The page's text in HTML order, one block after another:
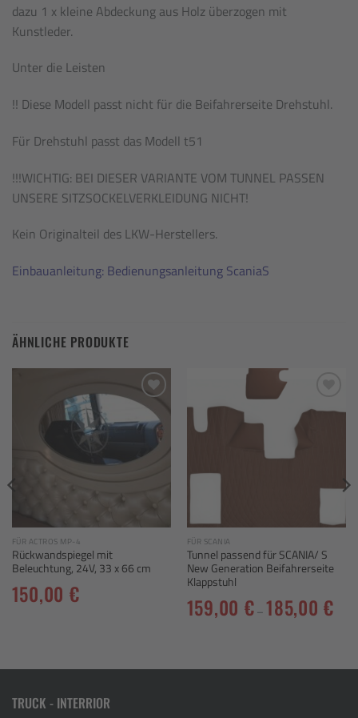
dazu 1 x kleine Abdeckung aus Holz überzogen mit
Kunstleder.
Unter die Leisten
!! Diese Modell passt nicht für die Beifahrerseite Drehstuhl.
Für Drehstuhl passt das Modell t51
!!!WICHTIG: BEI DIESER VARIANTE VOM TUNNEL PASSEN
UNSERE SITZSOCKELVERKLEIDUNG NICHT!
Kein Originalteil des LKW-Herstellers.
Einbauanleitung: Bedienungsanleitung ScaniaS
ÄHNLICHE PRODUKTE
Add to
wishlist
FÜR ACTROS MP-4
Rückwandspiegel mit
Beleuchtung, 24V, 33 x 66 cm
150,00 €
Add to
FÜR SCANIA
Tunnel passend für SCANIA/ S
New Generation Beifahrerseite
Klappstuhl
159,00 € – 185,00€
TRUCK - INTERRIOR